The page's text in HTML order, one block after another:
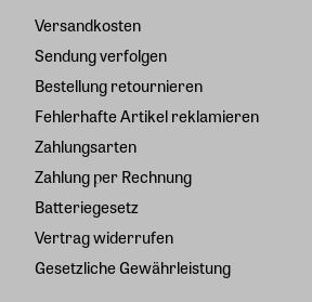
Versandkosten
Sendung verfolgen
Bestellung retournieren
Fehlerhafte Artikel reklamieren
Zahlungsarten
Zahlung per Rechnung
Batteriegesetz
Vertrag widerrufen
Gesetzliche Gewährleistung